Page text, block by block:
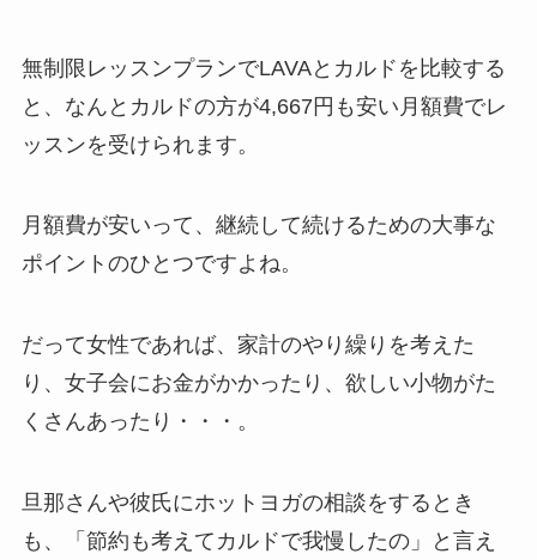
無制限レッスンプランでLAVAとカルドを比較する
と、なんと カルドの方が4,667円も安い月額費でレ
ッスンを受けられます。
月額費が安いって、継続して続けるための大事な
ポイントのひとつですよね。
だって女性であれば、家計のやり繰りを考えた
り、女子会にお金がかかったり、欲しい小物がた
くさんあったり・・・。
旦那さんや彼氏にホットヨガの相談をするとき
も、「節約も考えてカルドで我慢したの」と言え